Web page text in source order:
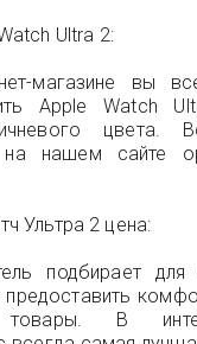
Ultra 2:
магазине вы
Apple Watch
цвета.
на нашем сайте
Ультра 2 цена:
подбирает для
В